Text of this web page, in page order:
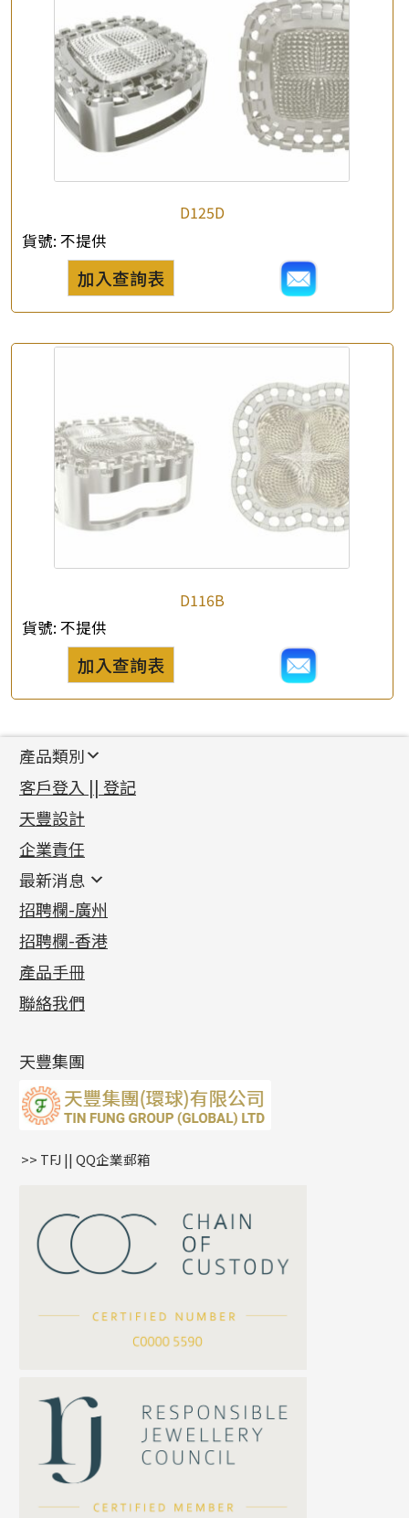
產品查詢 ×
你的名字
公司名稱
*聯絡電話
D125D
貨號: 不提供
加入查詢表
D116B
貨號: 不提供
加入查詢表
公司名稱
聯絡電話
產品類別
新產品
足金系列
足金配件
機織鏈系列
珠仔鏈
镶口链
管狀網鏈
十字車花鏈系列
十字閃O鏈系列
十字錘打鏈系列
側身車花鏈系列
側身鏈系列
雙十字鏈系列
水波鏈系列
蛇骨鏈系列
鏈尾系列
嘴唇鏈系列
S車花鏈系列
珍珠鏈系列
坦克鏈系列
滿天星鏈系列
方假繩鏈系列
首飾配件
耳環類配件
卷迫系列
螺絲迫系列
梅花迫系列
平臺迫系列
綫拍系列
美拍系列
耳環扣系列
耳綫/耳鈎系列
耳環爪頭
耳環
鏈類配件
動感車花吊墜
調節珠系列
生圈扣系列
龍蝦扣系列
鴨俐制系列
字母吊墜
相盒吊墜
項鏈吊墜
生肖吊墜
星座吊墜
珠扣
其他類配件
珠盤系列
袖口鈕系列
焊片及鐳射綫
空心車花管
珠類配件
無孔光身珠
空心光身珠
無孔批花珠
鑲口類
四爪頭系列
六爪頭系列
車花片
動感車花片
鑲口戒指
鑲口手鏈系列
首飾系列
手镯系列
戒指系列
空心耳環
空心车花管首饰链
空心手鐲系列
貴金屬原料
千足金
記憶金屬系列
記憶戒指
拉簧珠珠手鏈
記憶鈦手鐲
客戶登入 || 登記
天豐設計
企業責任
最新消息
最新消息
各項證書(2)
相片集(9)
展覽會資訊
最新產品資訊
招聘欄-廣州
招聘欄-香港
產品手冊
聯絡我們
天豐集團
>> TFJ || QQ企業郵箱